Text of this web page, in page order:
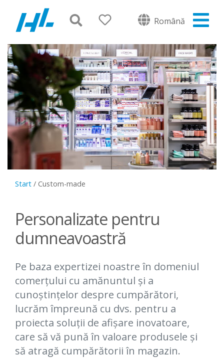
Română
Start / Custom-made
Personalizate pentru
dumneavoastră
Pe baza expertizei noastre în domeniul
comerțului cu amănuntul și a
cunoștințelor despre cumpărători,
lucrăm împreună cu dvs. pentru a
proiecta soluții de afișare inovatoare,
care să vă pună în valoare produsele și
să atragă cumpărătorii în magazin.